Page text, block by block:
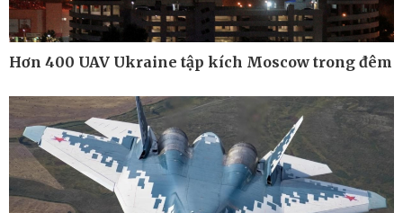
Hơn 400 UAV Ukraine tập kích Moscow trong đêm